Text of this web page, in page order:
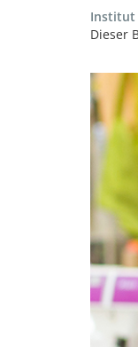
Institut
Dieser